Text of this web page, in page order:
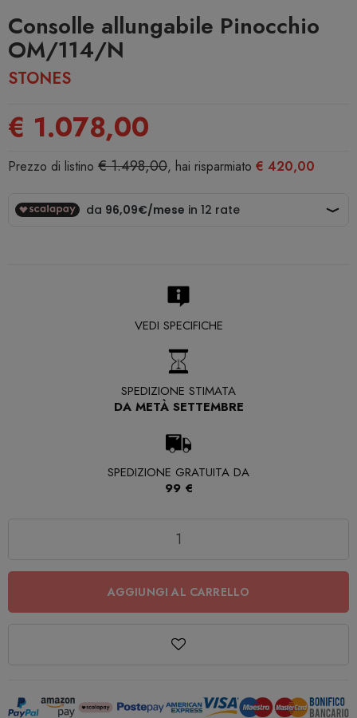
Consolle allungabile Pinocchio
OM/114/N
STONES
€ 1.078,00
Prezzo di listino € 1.498,00, hai risparmiato € 420,00
VEDI SPECIFICHE
SPEDIZIONE STIMATA
DA METÀ SETTEMBRE
SPEDIZIONE GRATUITA DA
99 €
AGGIUNGI AL CARRELLO